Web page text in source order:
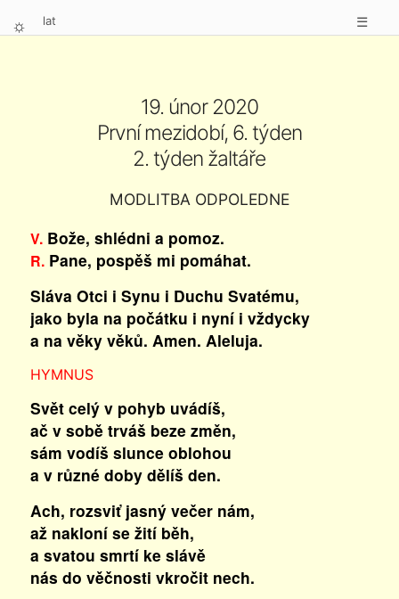
⛭ lat ☰
19. únor 2020
První mezidobí, 6. týden
2. týden žaltáře
MODLITBA ODPOLEDNE
V.Bože, shlédni a pomoz.
R.Pane, pospěš mi pomáhat.
Sláva Otci i Synu i Duchu Svatému,
jako byla na počátku i nyní i vždycky
a na věky věků. Amen. Aleluja.
HYMNUS
Svět celý v pohyb uvádíš,
ač v sobě trváš beze změn,
sám vodíš slunce oblohou
a v různé doby dělíš den.
Ach, rozsviť jasný večer nám,
až nakloní se žití běh,
a svatou smrtí ke slávě
nás do věčnosti vkročit nech.